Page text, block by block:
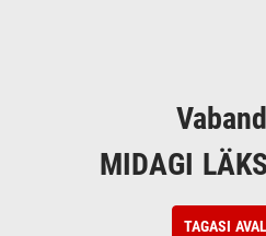
MIDAGI
TAGASI